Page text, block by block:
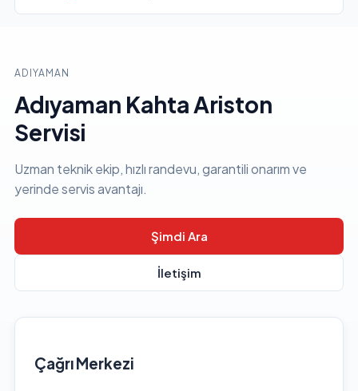
ADIYAMAN
Adıyaman Kahta Ariston
Servisi
Uzman teknik ekip, hızlı randevu, garantili onarım ve
yerinde servis avantajı.
Şimdi Ara
İletişim
Çağrı Merkezi